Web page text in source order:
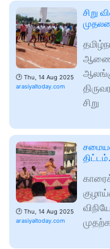
🕑 Thu, 14 Aug 2025
arasiyaltoday.com
சிறு
சிறு
🕑 Thu, 14 Aug 2025
arasiyaltoday.com